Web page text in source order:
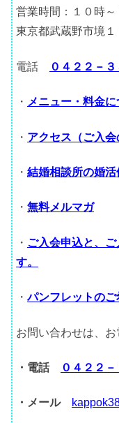
営業時間：１０時
東京都武蔵野市境
電話 ０４２２－
・ メニュー・料金に
・ アクセス（ご入
・ 結婚相談所の婚活
・ 無料メルマガ
・ ご入会申込と、
す。
・パンフレットのご
お問い合わせは、お
・電話 ０４２２
・メール